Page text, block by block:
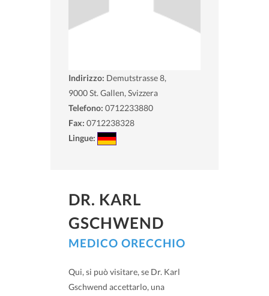
Indirizzo: Demutstrasse 8,
9000St. Gallen, Svizzera
Telefono: 0712233880
Fax: 0712238328
Lingue:
DR. KARL
GSCHWEND
MEDICO ORECCHIO
Qui, si può visitare, se Dr. Karl
Gschwend accettarlo, una